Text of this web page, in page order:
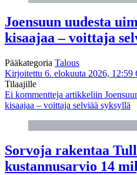
Joensuun uudesta
kisaajaa – voittaja
Pääkategoria Talous
Kirjoitettu 6. elokuuta 2026, 12:59
Tilaajille
Ei kommentteja artikkeliin
kisaajaa – voittaja selviää syksyllä
Sorvoja rakentaa
kustannusarvio 14